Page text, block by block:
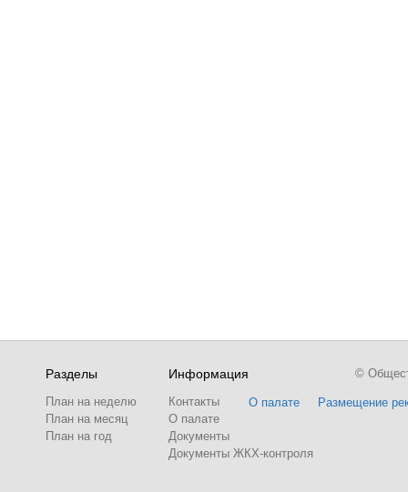
Разделы
План на неделю
План на месяц
План на год
Информация
Контакты
О палате
Документы
Документы ЖКХ-контроля
О палате Размещение
©